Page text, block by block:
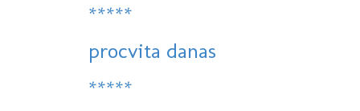
*****
procvita danas
*****